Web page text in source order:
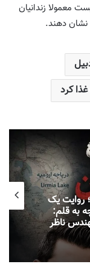
معمولا زندانیان
نشان دهند.
کرد
پشت پرده خشک شدن دریاچه ارومیه؛ روایت یک
مهندس ناظر از پروژه‌ای در بستر دریاچه به قلم:
ناظر